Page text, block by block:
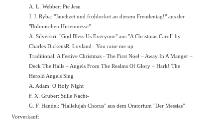
A. L. Webber: Pie Jesu
J. J. Ryba: "Jauchzet und frohlocket an diesem Freudentag!" aus der
"Böhmischen Hirtenmesse"
A. Silverstri: "God Bless Us Everyone" aus "A Christmas Carol" by
Charles DickensR. Lovland : You raise me up
Traditional: A Festive Christmas - The First Noel – Away In A Manger –
Deck The Halls – Angels From The Realms Of Glory – Hark! The
Herold Angels Sing
A. Adam: O Holy Night
F. X. Gruber: Stille Nacht-
G. F. Händel: "Hallelujah Chorus" aus dem Oratorium "Der Messias"
Vorverkauf: